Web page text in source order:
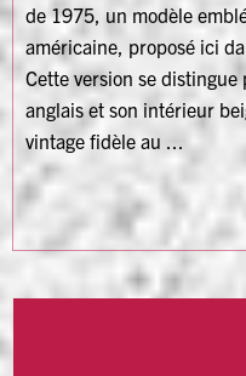
de 1975, un modèle
américaine, proposé ici
Cette version se
anglais et son intérieur
vintage fidèle au ...